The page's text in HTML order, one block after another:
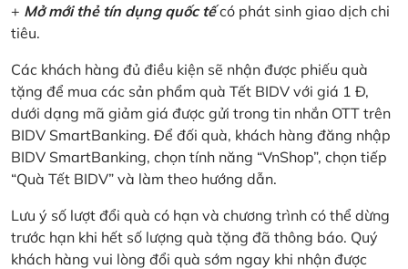
+ Mở mới thẻ tín dụng quốc tếcó phát sinh giao dịch chi
tiêu.
Các khách hàng đủ điều kiện sẽ nhận được phiếu quà
tặng để mua các sản phẩm quà Tết BIDV với giá 1 Đ,
dưới dạng mã giảm giá được gửi trong tin nhắn OTT trên
BIDV SmartBanking. Để đối quà, khách hàng đăng nhập
BIDV SmartBanking, chọn tính năng “VnShop”, chọn tiếp
“Quà Tết BIDV” và làm theo hướng dẫn.
Lưu ý số lượt đổi quà có hạn và chương trình có thể dừng
trước hạn khi hết số lượng quà tặng đã thông báo. Quý
khách hàng vui lòng đổi quà sớm ngay khi nhận được